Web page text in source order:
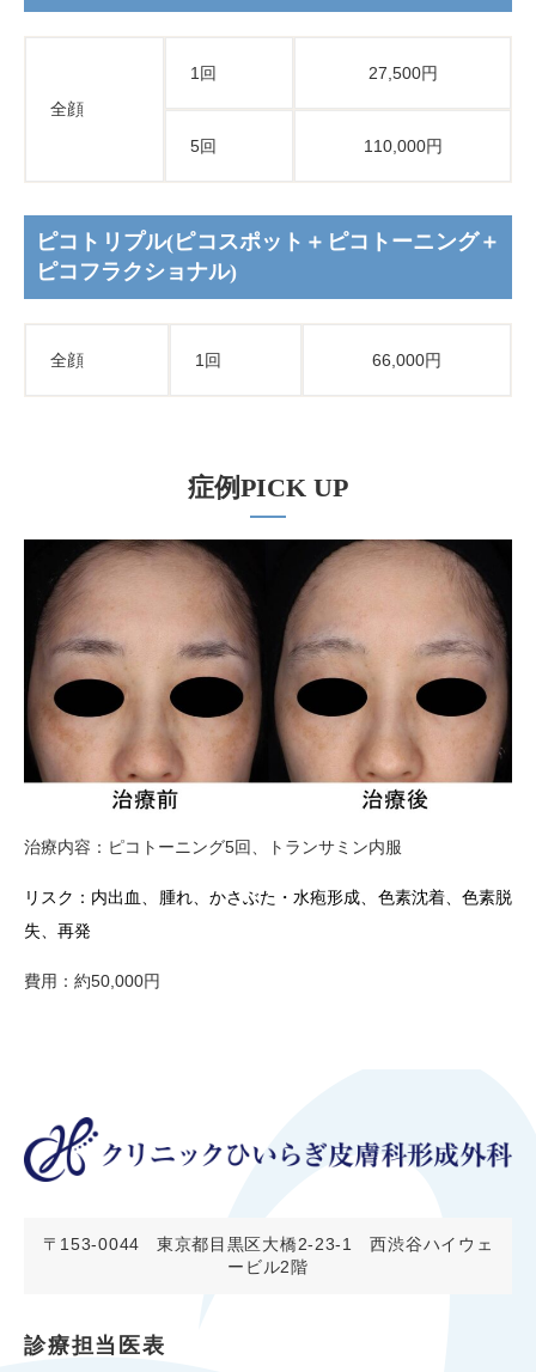
全顔
1回 27,500円
5回 110,000円
ピコトリプル(ピコスポット＋ピコトーニング＋
ピコフラクショナル)
全顔 1回 66,000円
症例PICK UP
治療内容：ピコトーニング5回、トランサミン内服
リスク：内出血、腫れ、かさぶた・水疱形成、色素沈着、色素脱
失、再発
費用：約50,000円
〒153-0044
東京都目黒区大橋2-23-1 西渋谷ハイウェ
ービル2階
診療担当医表